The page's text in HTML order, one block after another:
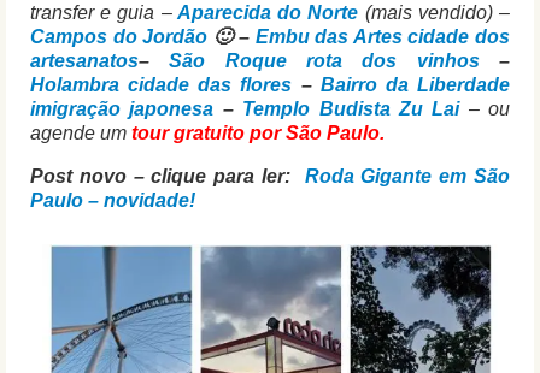
transfer e guia – Aparecida do Norte (mais vendido) –
Campos do Jordão 🙂 – Embu das Artes cidade dos
artesanatos– São Roque rota dos vinhos–
Holambra cidade das flores – Bairro da Liberdade
imigração japonesa – Templo Budista Zu Lai – ou
agende um tour gratuito por São Paulo.
Post novo – clique para ler: Roda Gigante em São
Paulo – novidade!